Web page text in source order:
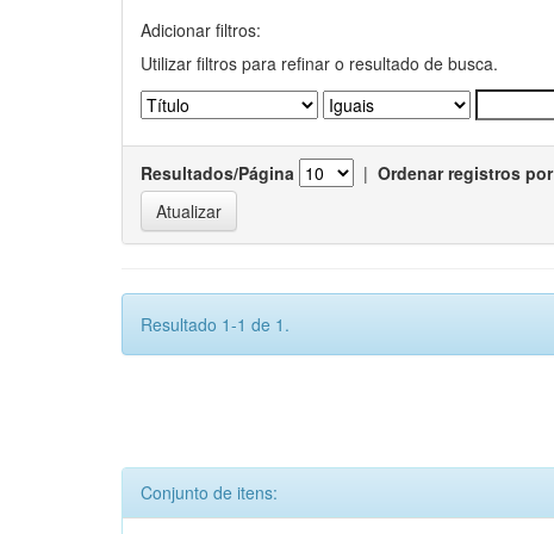
Adicionar filtros:
Utilizar filtros para refinar o resultado de busca.
Resultados/Página | Ordenar registros por
Resultado 1-1 de 1.
Conjunto de itens: